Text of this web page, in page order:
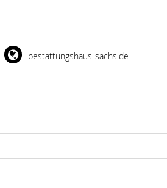
bestattungshaus-sachs.de